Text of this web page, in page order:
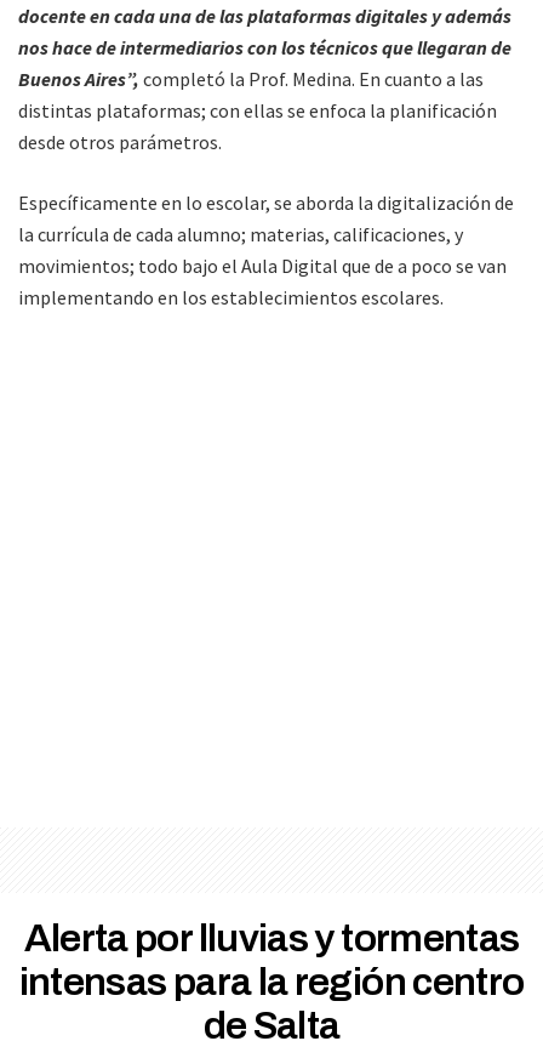
docente en cada una de las plataformas digitales y además
nos hace de intermediarios con los técnicos que llegaran de
Buenos Aires”, completó la Prof. Medina. En cuanto a las
distintas plataformas; con ellas se enfoca la planificación
desde otros parámetros.
Específicamente en lo escolar, se aborda la digitalización de
la currícula de cada alumno; materias, calificaciones, y
movimientos; todo bajo el Aula Digital que de a poco se van
implementando en los establecimientos escolares.
Alerta por lluvias y tormentas
intensas para la región centro
de Salta